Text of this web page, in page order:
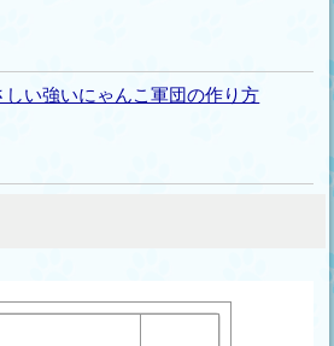
しい強いにゃんこ軍団の作り方